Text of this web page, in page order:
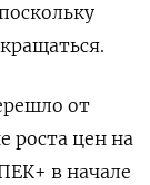
от
роста цен на
в начале